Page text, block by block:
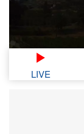
LIVE